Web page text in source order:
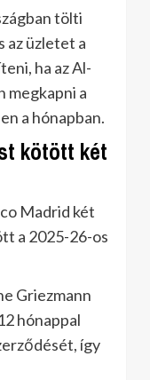
tölti
az üzletet a
ha az Al-
megkapni a
a hónapban.
kötött két
Madrid két
a 2025-26-os
Griezmann
hónappal
így